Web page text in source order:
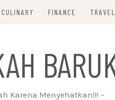
CULINARY FINANCE
Karena Menyehatkan!!! ~